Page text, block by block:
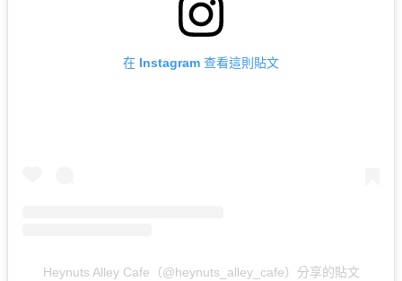
在 Instagram 查看這則貼文
Heynuts Alley Cafe（@heynuts_alley_cafe）分享的貼文